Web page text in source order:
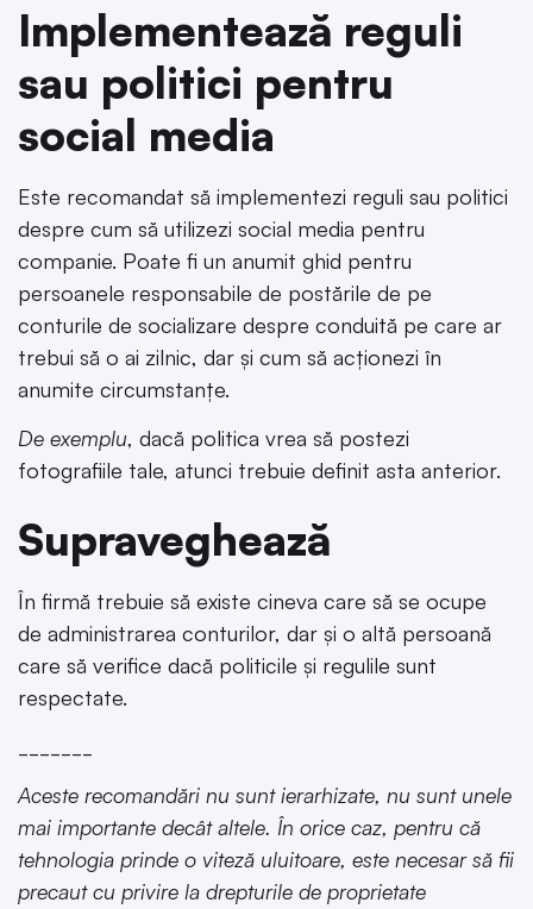
Implementează reguli
sau politici pentru
social media
Este recomandat să implementezi reguli sau politici
despre cum să utilizezi social media pentru
companie. Poate fi un anumit ghid pentru
persoanele responsabile de postările de pe
conturile de socializare despre conduită pe care ar
trebui să o ai zilnic, dar și cum să acționezi în
anumite circumstanțe.
De exemplu, dacă politica vrea să postezi
fotografiile tale, atunci trebuie definit asta anterior.
Supraveghează
În firmă trebuie să existe cineva care să se ocupe
de administrarea conturilor, dar și o altă persoană
care să verifice dacă politicile și regulile sunt
respectate.
Aceste recomandări nu sunt ierarhizate, nu sunt unele
mai importante decât altele. În orice caz, pentru că
tehnologia prinde o viteză uluitoare, este necesar să fii
precaut cu privire la drepturile de proprietate